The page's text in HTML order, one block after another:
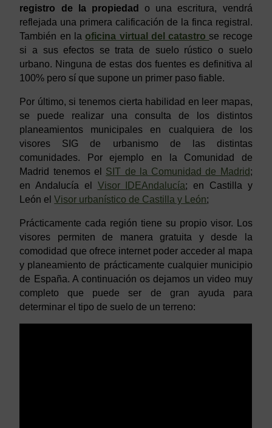
registro de la propiedad
o una escritura, vendrá
reflejada una primera calificación de la finca registral.
También en laoficina virtual del catastro se recoge
si a sus efectos se trata de suelo rústico o suelo
urbano. Ninguna de estas dos fuentes es definitiva al
100% pero sí que supone un primer paso fiable.
Por último, si tenemos cierta habilidad en leer mapas,
se puede realizar una consulta de los distintos
planeamientos municipales en cualquiera de los
visores SIG de urbanismo de las distintas
comunidades. Por ejemplo en la Comunidad de
Madrid tenemos el SIT de la Comunidad de Madrid ;
en Andalucía el Visor IDEAndalucía; en Castilla y
León elVisor urbanístico de Castilla y León;
Prácticamente cada región tiene su propio visor. Los
visores permiten de manera gratuita y desde la
comodidad que ofrece internet poder acceder al mapa
y planeamiento de prácticamente cualquier municipio
de España. A continuación os dejamos un video muy
completo que puede ser de gran ayuda para
determinar el tipo de suelo de un terreno: